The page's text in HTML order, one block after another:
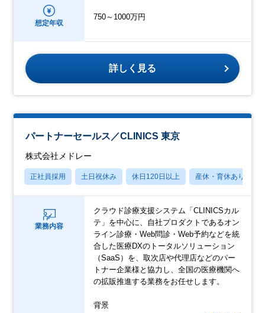
想定年収
750～1000万円
詳しく見る
パートナーセールス／CLINICS 東京
株式会社メドレー
正社員採用 土日祝休み 休日120日以上 産休・育休あり
業務内容
クラウド診療支援システム「CLINICSカル
テ」を中心に、自社プロダクトであるオン
ライン診療・Web問診・Web予約などを統
合した医療DXのトータルソリューション
（SaaS）を、取次店や代理店などのパー
トナー企業様と協力し、全国の医療機関へ
の拡販推進する業務をお任せします。
背景